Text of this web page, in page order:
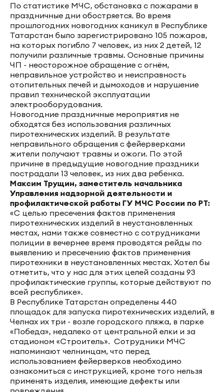
По статистике МЧС, обстановка с пожарами в
праздничные дни обостряется. Во время
прошлогодних новогодних каникул в Республике
Татарстан было зарегистрировано 105 пожаров,
на которых погибло 7 человек, из них 2 детей, 12
получили различные травмы. Основные причины
ЧП - неосторожное обращение с огнём,
неправильное устройство и неисправность
отопительных печей и дымоходов и нарушение
правил технической эксплуатации
электрооборудования.
Новогодние праздничные мероприятия не
обходятся без использования различных
пиротехнических изделий. В результате
неправильного обращения с фейерверками
жители получают травмы и ожоги. По этой
причине в предыдущие новогодние праздники
пострадали 13 человек, из них два ребенка.
Максим Трущин, заместитель начальника
Управления надзорной деятельности и
профилактической работы ГУ МЧС России по РТ:
«С целью пресечения фактов применения
пиротехнических изделий в неустановленных
местах, нами также совместно с сотрудниками
полиции в вечернее время проводятся рейды по
выявлению и пресечению фактов применения
пиротехники в неустановленных местах. Хотел бы
отметить, что у нас для этих целей созданы 93
профилактические группы, которые действуют по
всей республике».
В Республике Татарстан определены 440
площадок для запуска пиротехнических изделий, в
Челнах их три - возле городского пляжа, в парке
«Победа», недалеко от центральной елки и за
стадионом «Строитель». Сотрудники МЧС
напоминают челнинцам, что перед
использованием фейерверков необходимо
ознакомиться с инструкцией, кроме того нельзя
применять изделия, имеющие дефекты или